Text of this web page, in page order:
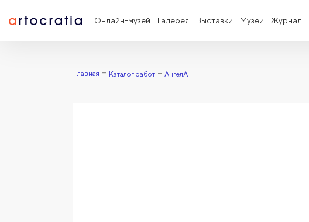
Онлайн-музей Галерея Выставки Музеи Журнал
Главная Каталог работ АнгелА